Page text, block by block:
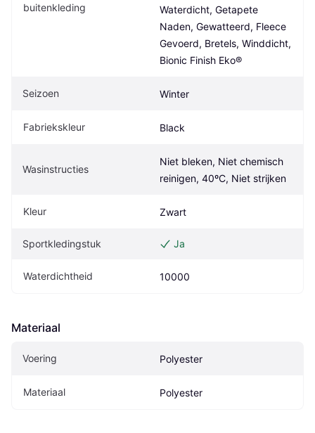
buitenkleding
Waterdicht, Getapete
Naden, Gewatteerd, Fleece
Gevoerd, Bretels, Winddicht,
Bionic Finish Eko®
Seizoen Winter
Fabriekskleur Black
Wasinstructies
Niet bleken, Niet chemisch
reinigen, 40ºC, Niet strijken
Kleur Zwart
Sportkledingstuk Ja
Waterdichtheid 10000
Materiaal
Voering Polyester
Materiaal Polyester